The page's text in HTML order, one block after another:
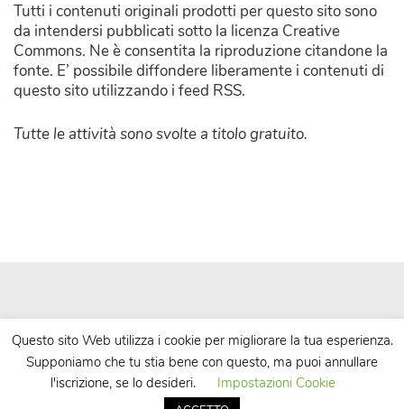
Tutti i contenuti originali prodotti per questo sito sono
da intendersi pubblicati sotto la licenza Creative
Commons. Ne è consentita la riproduzione citandone la
fonte. E’ possibile diffondere liberamente i contenuti di
questo sito utilizzando i feed RSS.
Tutte le attività sono svolte a titolo gratuito.
| Powered byWordPress| Theme byTheBootstrapThemes
Questo sito Web utilizza i cookie per migliorare la tua esperienza.
Supponiamo che tu stia bene con questo, ma puoi annullare
l'iscrizione, se lo desideri.
Impostazioni Cookie